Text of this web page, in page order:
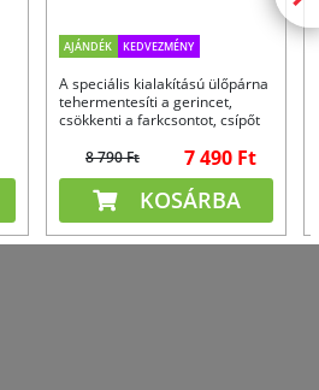
AJÁNDÉK KEDVEZMÉNY
A speciális kialakítású ülőpárna
tehermentesíti a gerincet,
csökkenti a farkcsontot, csípőt
közben.
8 790 Ft 7 490 Ft
KOSÁRBA